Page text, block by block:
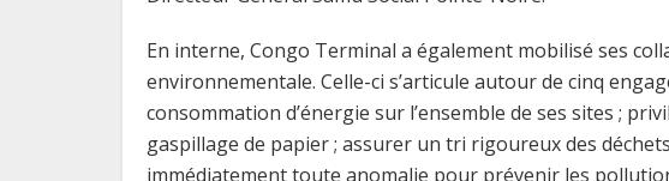
En interne, Congo Terminal a également mobilisé ses
environnementale. Celle-ci s’articule autour de cinq
consommation d’énergie sur l’ensemble de ses sites ;
gaspillage de papier ; assurer un tri rigoureux des
immédiatement toute anomalie pour prévenir les